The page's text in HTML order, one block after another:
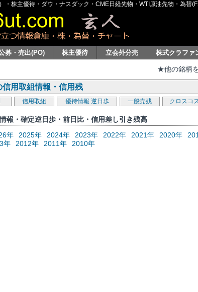
・株主優待・ダウ・ナスダック・CME日経先物・WTI原油先物・為替
募・売出(PO) 株主優待 立会外分売 株式クラファ
★他の銘柄
信用取組情報・信用残
信用取組 優待情報 逆日歩 一般売残 クロスコ
報・確定逆日歩・前日比・信用差し引き残高
年 2025年 2024年 2023年 2022年 2021年 2020年
年 2012年 2011年 2010年